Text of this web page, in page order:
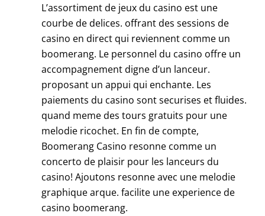
L’assortiment de jeux du casino est une
courbe de delices. offrant des sessions de
casino en direct qui reviennent comme un
boomerang. Le personnel du casino offre un
accompagnement digne d’un lanceur.
proposant un appui qui enchante. Les
paiements du casino sont securises et fluides.
quand meme des tours gratuits pour une
melodie ricochet. En fin de compte,
Boomerang Casino resonne comme un
concerto de plaisir pour les lanceurs du
casino! Ajoutons resonne avec une melodie
graphique arque. facilite une experience de
casino boomerang.